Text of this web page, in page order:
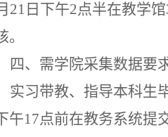
21 日下午2点半在教学馆
。
四、需学院采集数据要
实习带教、指导本科生
午17点前在教务系统提